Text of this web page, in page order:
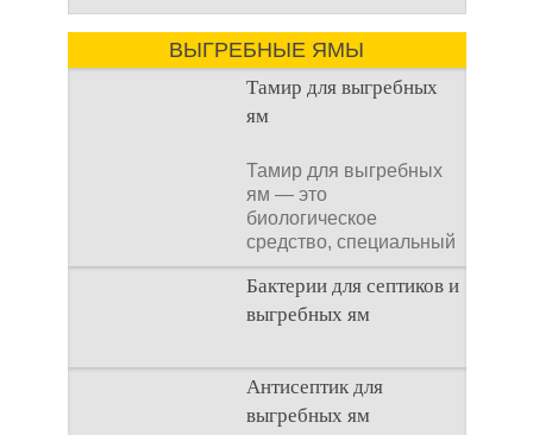
ВЫГРЕБНЫЕ ЯМЫ
Тамир для выгребных
ям
Тамир для выгребных
ям — это
биологическое
средство, специальный
концентрат, который
используется
Бактерии для септиков и
выгребных ям
Очистка
канализационного
стока или выгребной
Антисептик для
выгребных ям